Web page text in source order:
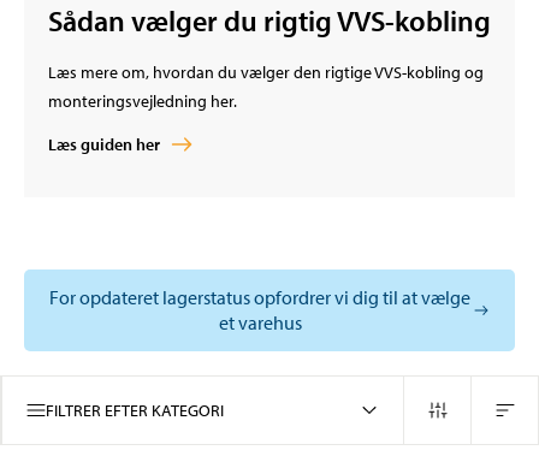
Sådan vælger du rigtig VVS-kobling
Læs mere om, hvordan du vælger den rigtige VVS-kobling og
monteringsvejledning her.
Læs guiden her
For opdateret lagerstatus opfordrer vi dig til at vælge
et varehus
FILTRER EFTER KATEGORI